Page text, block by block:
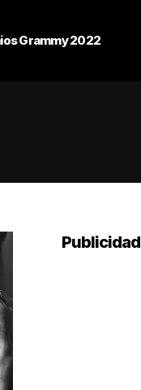
Grammy 2022
Publicidad